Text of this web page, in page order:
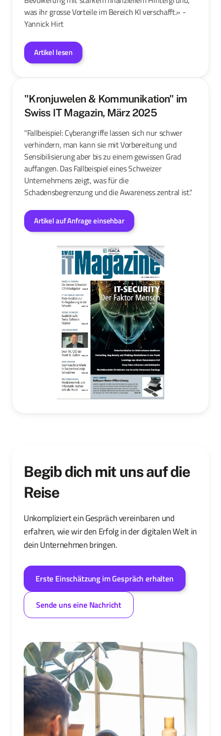
was ihr grosse Vorteile im Bereich KI verschafft.» -
Yannick Hirt
Artikel lesen
"Kronjuwelen & Kommunikation" im
Swiss IT Magazin, März 2025
"Fallbeispiel: Cyberangriffe lassen sich nur schwer
verhindern, man kann sie mit Vorbereitung und
Sensibilisierung aber bis zu einem gewissen Grad
auffangen. Das Fallbeispiel eines Schweizer
Unternehmens zeigt, was für die
Schadensbegrenzung und die Awareness zentral ist."
Artikel auf Anfrage einsehbar
Begib dich mit uns auf die
Reise
Unkompliziert ein Gespräch vereinbaren und
erfahren, wie wir den Erfolg in der digitalen Welt in
dein Unternehmen bringen.
Erste Einschätzung im Gespräch erhalten
Sende uns eine Nachricht